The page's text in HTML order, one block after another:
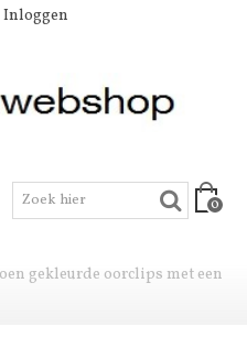
Inloggen
0
gekleurde oorclips met een